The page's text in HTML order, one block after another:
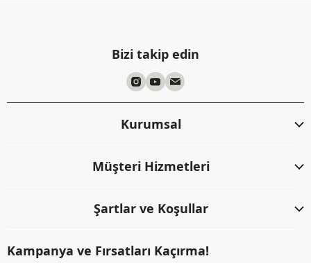
Bizi takip edin
Kurumsal
Müşteri Hizmetleri
Şartlar ve Koşullar
Kampanya ve Fırsatları Kaçırma!